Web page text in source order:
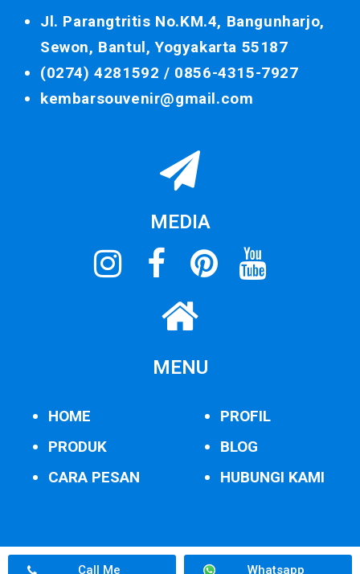
Jl. Parangtritis No.KM.4, Bangunharjo,
Sewon, Bantul, Yogyakarta 55187
(0274) 4281592 / 0856-4315-7927
kembarsouvenir@gmail.com
MEDIA
MENU
HOME
PRODUK
CARA PESAN
PROFIL
BLOG
HUBUNGI KAMI
Call Me Whatsapp